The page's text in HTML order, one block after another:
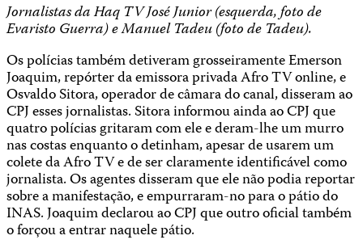
Jornalistas da Haq TV José Junior (esquerda, foto de
Evaristo Guerra) e Manuel Tadeu (foto de Tadeu).
Os polícias também detiveram grosseiramente Emerson
Joaquim, repórter da emissora privada Afro TV online, e
Osvaldo Sitora, operador de câmara do canal, disseram ao
CPJ esses jornalistas. Sitora informou ainda ao CPJ que
quatro polícias gritaram com ele e deram-lhe um murro
nas costas enquanto o detinham, apesar de usarem um
colete da Afro TV e de ser claramente identificável como
jornalista. Os agentes disseram que ele não podia reportar
sobre a manifestação, e empurraram-no para o pátio do
INAS. Joaquim declarou ao CPJ que outro oficial também
o forçou a entrar naquele pátio.